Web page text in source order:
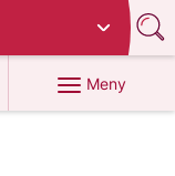
Meny